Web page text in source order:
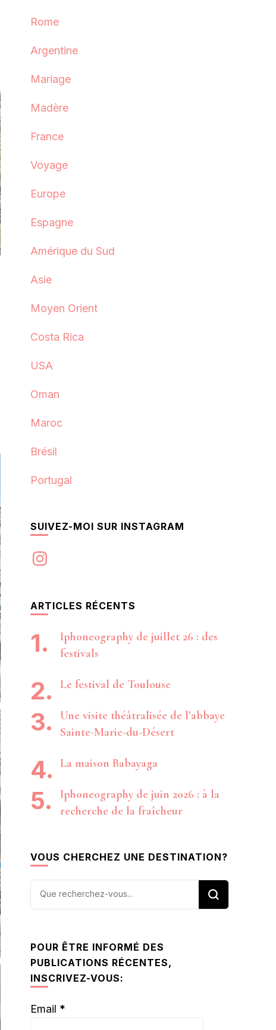
Rome
Argentine
Mariage
Madère
France
Voyage
Europe
Espagne
Amérique du Sud
Asie
Moyen Orient
Costa Rica
USA
Oman
Maroc
Brésil
Portugal
SUIVEZ-MOI SUR INSTAGRAM
Instagram
ARTICLES RÉCENTS
Iphoneography de juillet 26 : des
festivals
Le festival de Toulouse
Une visite théâtralisée de l’abbaye
Sainte-Marie-du-Désert
La maison Babayaga
Iphoneography de juin 2026 : à la
recherche de la fraîcheur
VOUS CHERCHEZ UNE DESTINATION?
Vous
POUR ÊTRE INFORMÉ DES
PUBLICATIONS RÉCENTES,
INSCRIVEZ-VOUS:
Email *